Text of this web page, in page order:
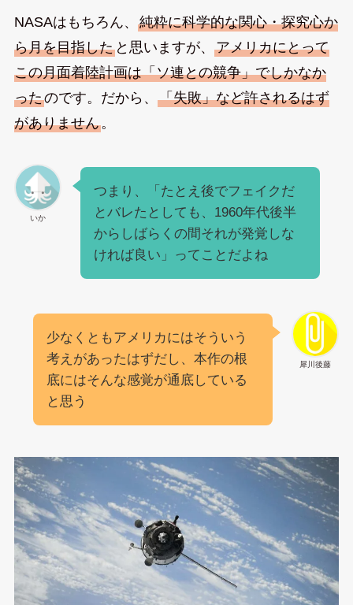
NASAはもちろん、 純粋に科学的な関心・探究心か
ら月を目指したと思いますが、 アメリカにとって
この月面着陸計画は「ソ連との競争」でしかなか
ったのです。だから、 「失敗」など許されるはず
がありません。
いか
つまり、「たとえ後でフェイクだ
とバレたとしても、1960年代後半
からしばらくの間それが発覚しな
ければ良い」ってことだよね
犀川後藤
少なくともアメリカにはそういう
考えがあったはずだし、本作の根
底にはそんな感覚が通底している
と思う